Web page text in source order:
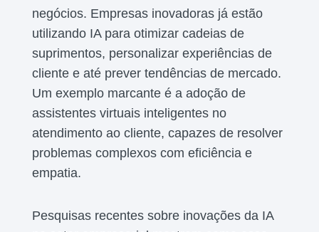
negócios. Empresas inovadoras já estão
utilizando IA para otimizar cadeias de
suprimentos, personalizar experiências de
cliente e até prever tendências de mercado.
Um exemplo marcante é a adoção de
assistentes virtuais inteligentes no
atendimento ao cliente, capazes de resolver
problemas complexos com eficiência e
empatia.
Pesquisas recentes sobre inovações da IA